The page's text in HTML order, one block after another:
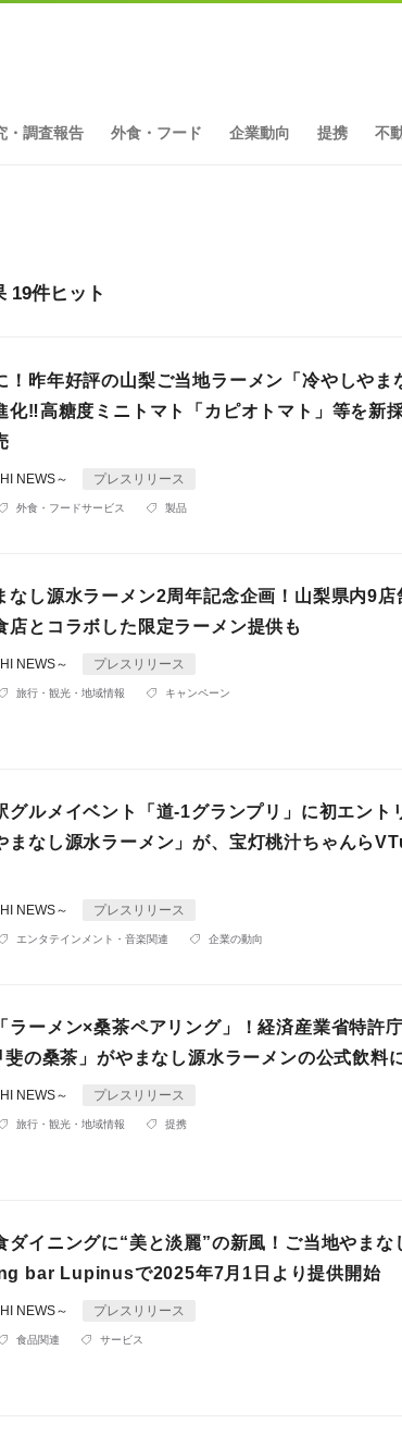
・調査報告 外食・フード 企業動向 提携 不
19件ヒット
！昨年好評の山梨ご当地ラーメン「冷やしやま
化‼高糖度ミニトマト「カピオトマト」等を新
NEWS～ プレスリリース
外食・フードサービス 製品
なし源水ラーメン2周年記念企画！山梨県内9店
店とコラボした限定ラーメン提供も
NEWS～ プレスリリース
旅行・観光・地域情報 キャンペーン
グルメイベント「道-1グランプリ」に初エント
まなし源水ラーメン」が、宝灯桃汁ちゃんら
NEWS～ プレスリリース
エンタテインメント・音楽関連 企業の動向
ラーメン×桑茶ペアリング」！経済産業省特許
の桑茶」がやまなし源水ラーメンの公式飲料
NEWS～ プレスリリース
旅行・観光・地域情報 提携
ダイニングに“美と淡麗”の新風！ご当地やまな
bar Lupinusで2025年7月1日より提供開始
NEWS～ プレスリリース
食品関連 サービス